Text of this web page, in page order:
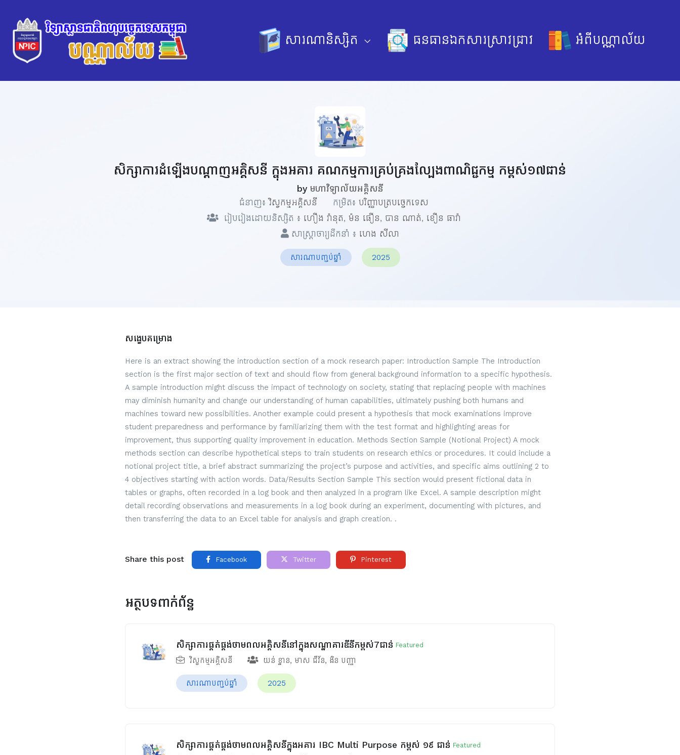
សារណានិស្សិត ធនធានឯកសារស្រាវជ្រាវ អំពីបណ្ណាល័យ
សិក្សាការដំឡើងបណ្ដាញអគ្គិសនី ក្នុងអគារ គណកម្មការគ្រប់គ្រងល្បែងពាណិជ្ជកម្ម កម្ពស់១៧ជាន់
by មហាវិទ្យាល័យអគ្គិសនី
ជំនាញ៖វិស្វកម្មអគ្គិសនី កម្រិត៖ បរិញ្ញាបត្របច្ចេកទេស
រៀបរៀងដោយនិស្សិត ៖ ហឿង រ៉ានុត, ម៉ន ធឿន, បាន ណាត់, ខឿន ធារ៉ា
សាស្ត្រាចារ្យដឹកនាំ ៖ ហេង សីលា
សារណាបញ្ចប់ឆ្នាំ 2025
សង្ខេបគម្រោង
Here is an extract showing the introduction section of a mock research paper: Introduction Sample The Introduction
section is the first major section of text and should flow from general background information to a specific hypothesis.
A sample introduction might discuss the impact of technology on society, stating that replacing people with machines
may diminish humanity and change our understanding of human capabilities, ultimately pushing both humans and
machines toward new possibilities. Another example could present a hypothesis that mock examinations improve
student preparedness and performance by familiarizing them with the test format and highlighting areas for
improvement, thus supporting quality improvement in education. Methods Section Sample (Notional Project) A mock
methods section can describe hypothetical steps to train students on research ethics or procedures. It could include a
notional project title, a brief abstract summarizing the project’s purpose and activities, and specific aims outlining 2 to
4 objectives starting with action words. Data/Results Section Sample This section would present fictional data in
tables or graphs, often recorded in a log book and then analyzed in a program like Excel. A sample description might
detail recording observations and measurements in a log book during an experiment, documenting with pictures, and
then transferring the data to an Excel table for analysis and graph creation. .
Share this post Facebook Twitter Pinterest
អត្ថបទពាក់ព័ន្ធ
សិក្សាការផ្គត់ផ្គង់ថាមពលអគ្គិសនីនៅក្នុងសណ្ឋាគារឌីនីកម្ពស់7ជាន់ Featured
វិស្វកម្មអគ្គិសនី យន់ ខ្នាន, មាស ជីវ័ន, ងិន បញ្ញា
សារណាបញ្ចប់ឆ្នាំ 2025
សិក្សាការផ្គត់ផ្គង់ថាមពលអគ្គិសនីក្នុងអគារ IBC Multi Purpose កម្ពស់ ១៩ ជាន់ Featured